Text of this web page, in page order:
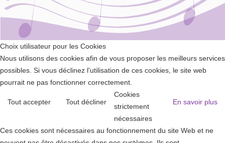
Choix utilisateur pour les Cookies
Nous utilisons des cookies afin de vous proposer les meilleurs services
possibles. Si vous déclinez l'utilisation de ces cookies, le site web
pourrait ne pas fonctionner correctement.
Tout accepter Tout décliner En savoir plus
Cookies
strictement
nécessaires
Ces cookies sont nécessaires au fonctionnement du site Web et ne